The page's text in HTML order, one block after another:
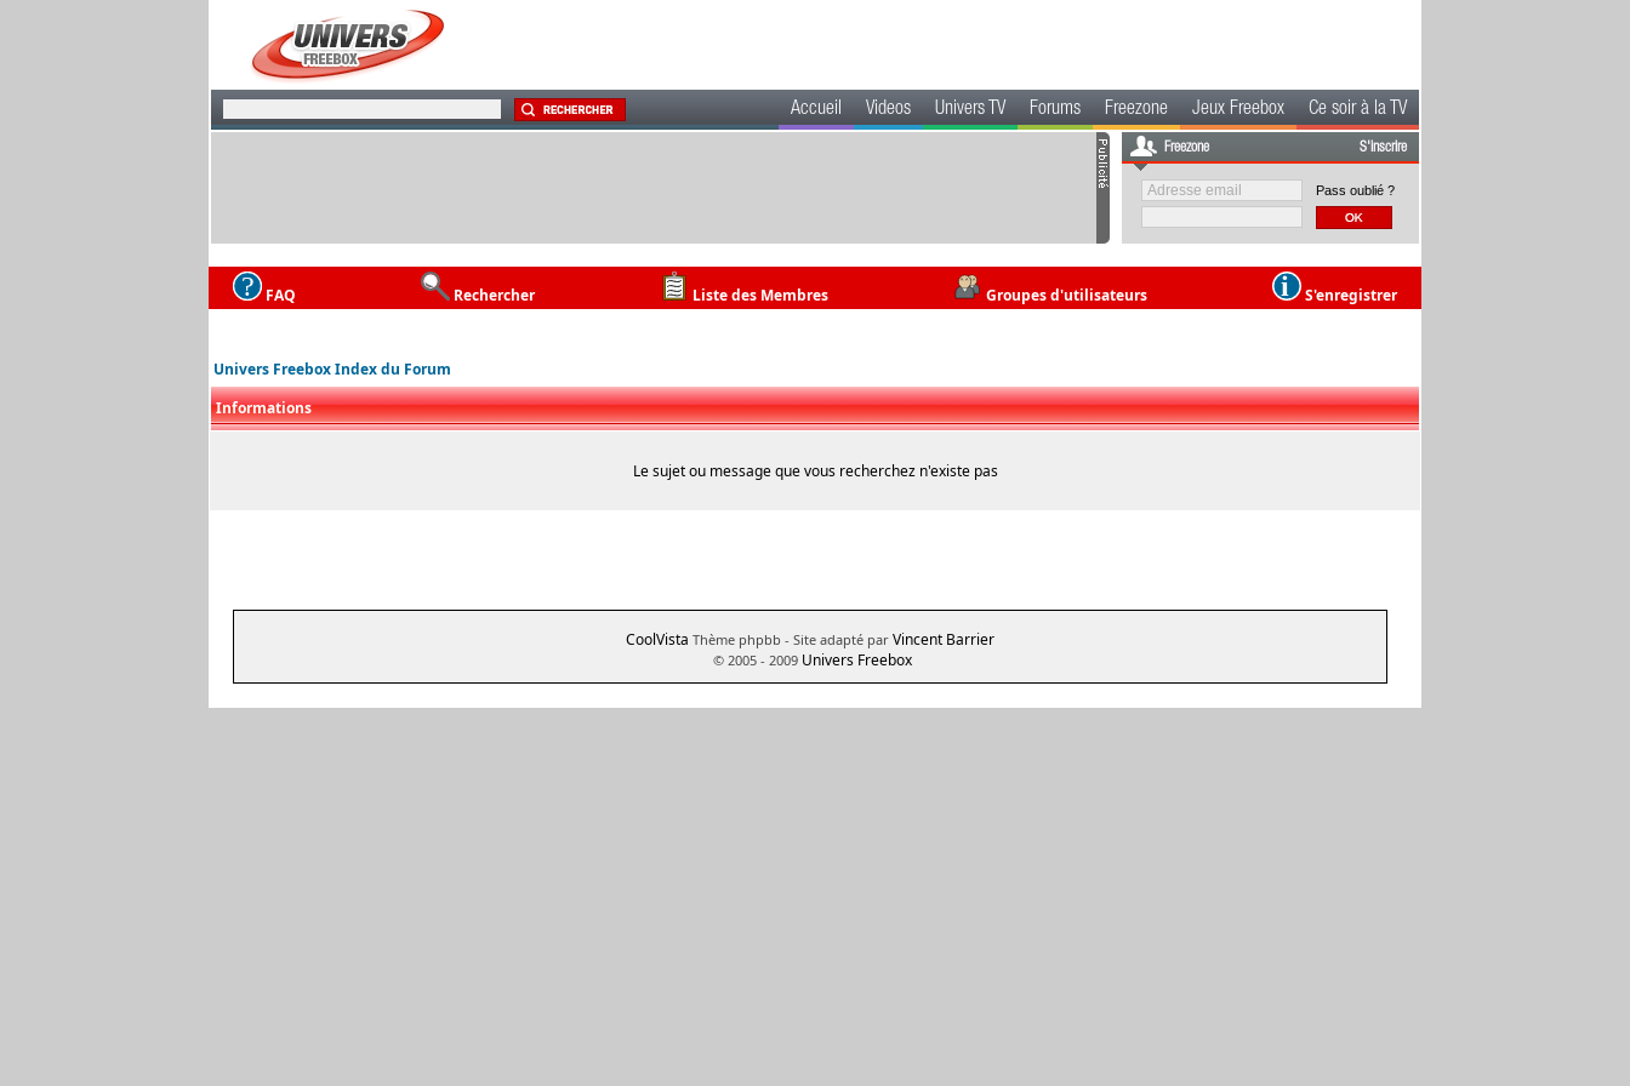
Accueil Videos Univers TV Forums Freezone Jeux Freebox Ce soir à la TV
Freezone S'inscrire
Pass oublié ?
FAQ Rechercher Liste des Membres Groupes d'utilisateurs S'enregistrer
Univers Freebox Index du Forum
Informations
Le sujet ou message que vous recherchez n'existe pas
CoolVista Thème phpbb - Site adapté par Vincent Barrier
© 2005 - 2009 Univers Freebox